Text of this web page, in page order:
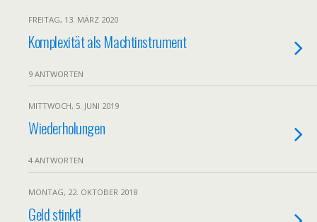
FREITAG, 13. MÄRZ 2020
Komplexität als Machtinstrument
9 ANTWORTEN
MITTWOCH, 5. JUNI 2019
Wiederholungen
4 ANTWORTEN
MONTAG, 22. OKTOBER 2018
Geld stinkt!